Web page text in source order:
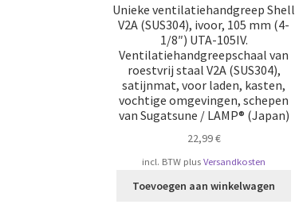
Unieke ventilatiehandgreep Shell
V2A (SUS304), ivoor, 105 mm (4-
1/8″) UTA-105IV.
Ventilatiehandgreepschaal van
roestvrij staal V2A (SUS304),
satijnmat, voor laden, kasten,
vochtige omgevingen, schepen
van Sugatsune / LAMP® (Japan)
22,99€
incl. BTW plusVersandkosten
Toevoegen aan winkelwagen